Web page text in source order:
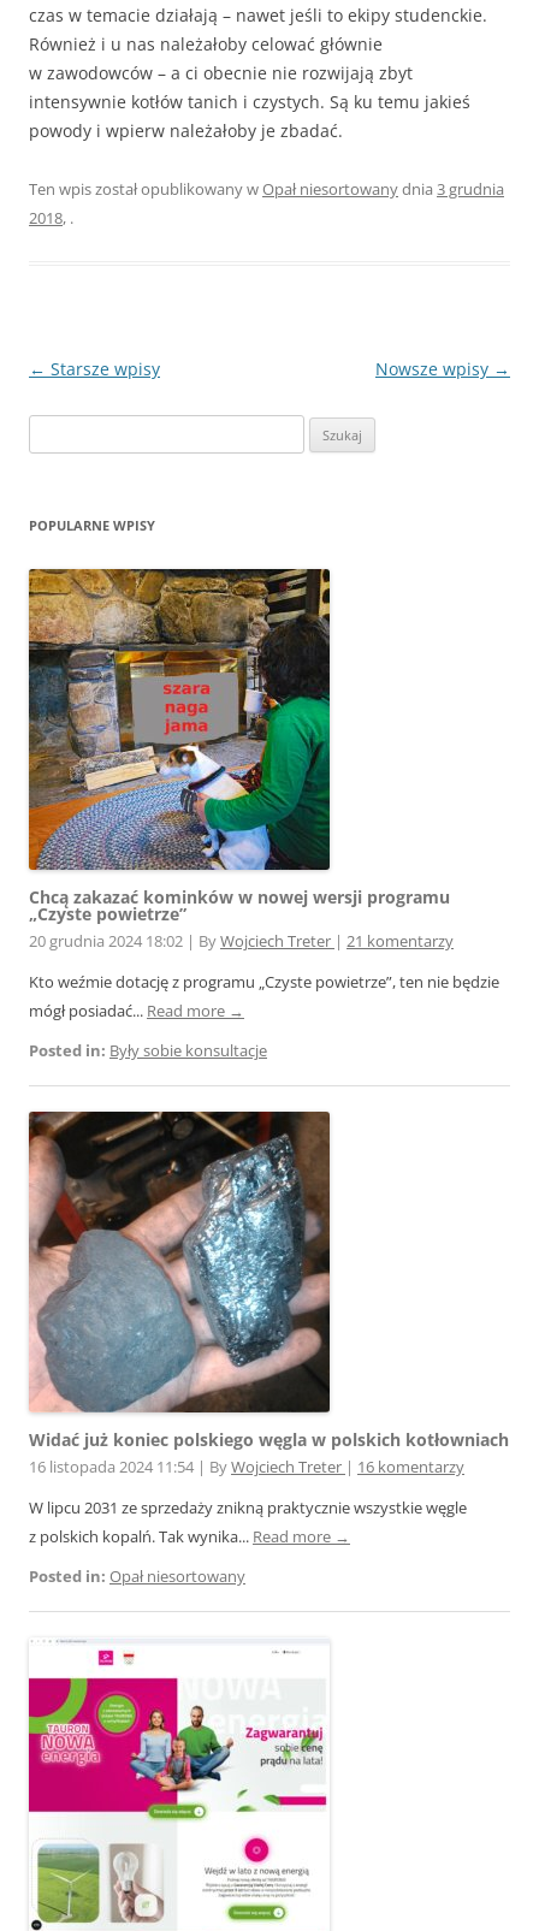
czas w temacie działają – nawet jeśli to ekipy studenckie.
Również i u nas należałoby celować głównie
w zawodowców – a ci obecnie nie rozwijają zbyt
intensywnie kotłów tanich i czystych. Są ku temu jakieś
powody i wpierw należałoby je zbadać.
Ten wpis został opublikowany wOpał niesortowanydnia 3 grudnia
2018, .
Zobacz
← Starsze wpisy Nowsze wpisy →
POPULARNE WPISY
Chcą zakazać kominków w nowej wersji programu
„Czyste powietrze”
20 grudnia 2024 18:02 | ByWojciech Treter | 21 komentarzy
Kto weźmie dotację z programu „Czyste powietrze”, ten nie będzie
mógł posiadać... Read more →
Posted in: Były sobie konsultacje
Widać już koniec polskiego węgla w polskich kotłowniach
16 listopada 2024 11:54 | ByWojciech Treter | 16 komentarzy
W lipcu 2031 ze sprzedaży znikną praktycznie wszystkie węgle
z polskich kopalń. Tak wynika... Read more →
Posted in: Opał niesortowany